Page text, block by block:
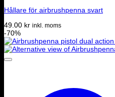
Hållare för airbrushpenna svart
49.00 kr inkl. moms
-70%